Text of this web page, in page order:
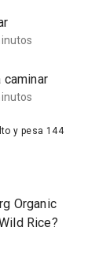
caminar
y pesa 144
Organic
Rice?